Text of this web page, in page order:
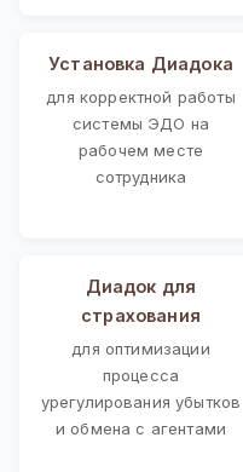
Установка Диадока
для корректной работы
системы ЭДО на
рабочем месте
сотрудника
Диадок для
страхования
для оптимизации
процесса
урегулирования убытков
и обмена с агентами